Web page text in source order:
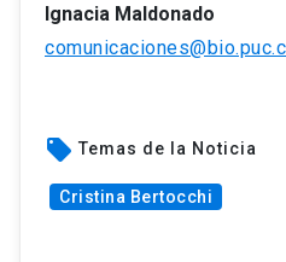
Ignacia Maldonado
local_offer Temas de la Noticia
Cristina Bertocchi